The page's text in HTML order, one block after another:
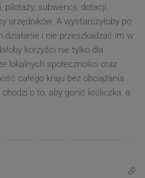
pilotaży, subwencji, dotacji,
urzędników. A wystarczyłoby po
i nie przeszkadzać im w
korzyści nie tylko dla
lokalnych społeczności oraz
całego kraju bez obciążania
o to, aby gonić króliczka, a